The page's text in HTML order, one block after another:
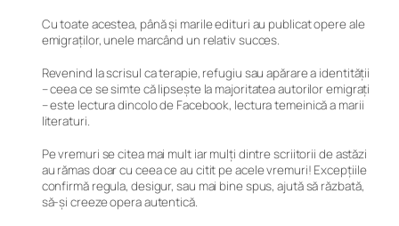
Cu toate acestea, până și marile edituri au publicat opere ale
emigraților, unele marcând un relativ succes.
Revenind la scrisul ca terapie, refugiu sau apărare a identității
– ceea ce se simte că lipsește la majoritatea autorilor emigrați
– este lectura dincolo de Facebook, lectura temeinică a marii
literaturi.
Pe vremuri se citea mai mult iar mulți dintre scriitorii de astăzi
au rămas doar cu ceea ce au citit pe acele vremuri! Excepțiile
confirmă regula, desigur, sau mai bine spus, ajută să răzbată,
să-și creeze opera autentică.